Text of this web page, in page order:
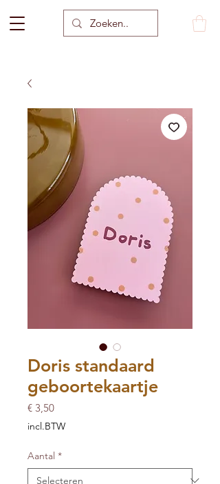
Doris standaard
geboortekaartje
€ 3,50Prijs
incl.BTW
Aantal *